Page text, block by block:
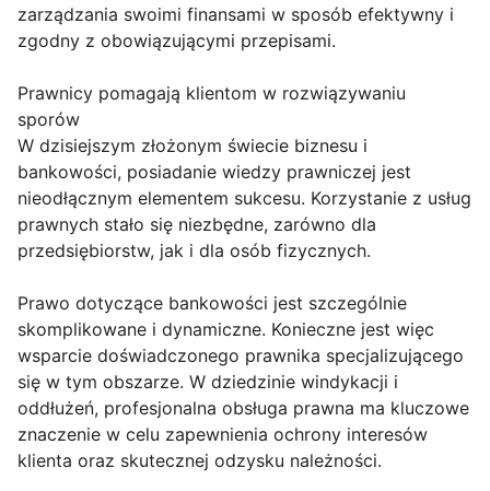
zarządzania swoimi finansami w sposób efektywny i
zgodny z obowiązującymi przepisami.
Prawnicy pomagają klientom w rozwiązywaniu
sporów
W dzisiejszym złożonym świecie biznesu i
bankowości, posiadanie wiedzy prawniczej jest
nieodłącznym elementem sukcesu. Korzystanie z usług
prawnych stało się niezbędne, zarówno dla
przedsiębiorstw, jak i dla osób fizycznych.
Prawo dotyczące bankowości jest szczególnie
skomplikowane i dynamiczne. Konieczne jest więc
wsparcie doświadczonego prawnika specjalizującego
się w tym obszarze. W dziedzinie windykacji i
oddłużeń, profesjonalna obsługa prawna ma kluczowe
znaczenie w celu zapewnienia ochrony interesów
klienta oraz skutecznej odzysku należności.